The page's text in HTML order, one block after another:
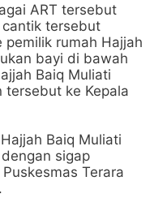
ART tersebut
tersebut
rumah Hajjah
bayi di bawah
Baiq Muliati
tersebut ke Kepala
Baiq Muliati
sigap
Terara